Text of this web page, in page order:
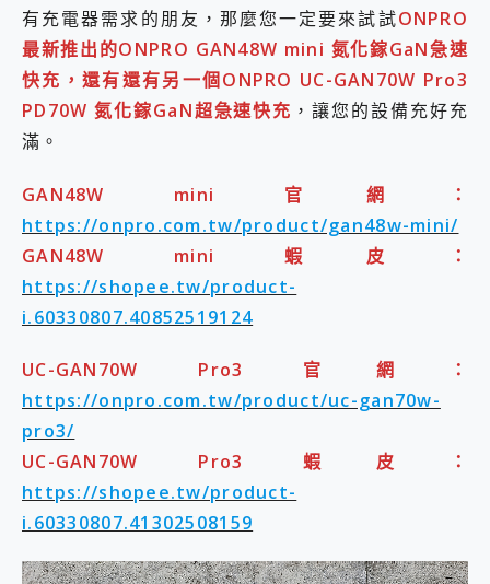
有充電器需求的朋友，那麼您一定要來試試ONPRO
最新推出的ONPRO GAN48W mini 氮化鎵GaN急速
快充，還有還有另一個ONPRO UC-GAN70W Pro3
PD70W 氮化鎵GaN超急速快充 ，讓您的設備充好充
滿。
GAN48W mini 官網：
https://onpro.com.tw/product/gan48w-mini/
GAN48W mini 蝦皮：
https://shopee.tw/product-
i.60330807.40852519124
UC-GAN70W Pro3 官網：
https://onpro.com.tw/product/uc-gan70w-
pro3/
UC-GAN70W Pro3 蝦皮：
https://shopee.tw/product-
i.60330807.41302508159